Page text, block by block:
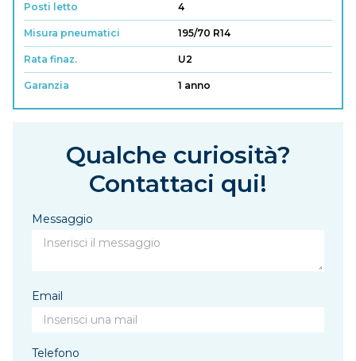
Posti letto 4
Misura pneumatici 195/70 R14
Rata finaz. U2
Garanzia 1 anno
Qualche curiosità?
Contattaci qui!
Messaggio
Email
Telefono